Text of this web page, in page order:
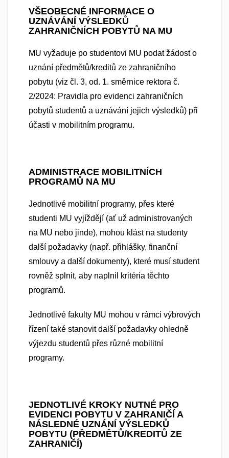
VŠEOBECNÉ INFORMACE O
UZNÁVÁNÍ VÝSLEDKŮ
ZAHRANIČNÍCH POBYTŮ NA MU
MU vyžaduje po studentovi MU podat žádost o
uznání předmětů/kreditů ze zahraničního
pobytu (viz čl. 3, od. 1. směrnice rektora č.
2/2024: Pravidla pro evidenci zahraničních
pobytů studentů a uznávání jejich výsledků) při
účasti v mobilitním programu.
ADMINISTRACE MOBILITNÍCH
PROGRAMŮ NA MU
Jednotlivé mobilitní programy, přes které
studenti MU vyjíždějí (ať už administrovaných
na MU nebo jinde), mohou klást na studenty
další požadavky (např. přihlášky, finanční
smlouvy a další dokumenty), které musí student
rovněž splnit, aby naplnil kritéria těchto
programů.
Jednotlivé fakulty MU mohou v rámci výbrových
řízení také stanovit další požadavky ohledně
výjezdu studentů přes různé mobilitní
programy.
JEDNOTLIVÉ KROKY NUTNÉ PRO
EVIDENCI POBYTU V ZAHRANIČÍ A
NÁSLEDNÉ UZNÁNÍ VÝSLEDKŮ
POBYTU (PŘEDMĚTŮ/KREDITŮ ZE
ZAHRANIČÍ)